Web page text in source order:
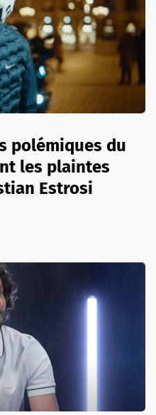
polémiques du
les plaintes
Estrosi